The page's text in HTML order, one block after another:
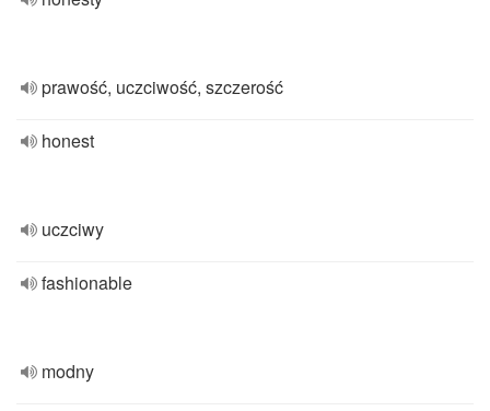
prawość, uczciwość, szczerość
honest
uczciwy
fashionable
modny